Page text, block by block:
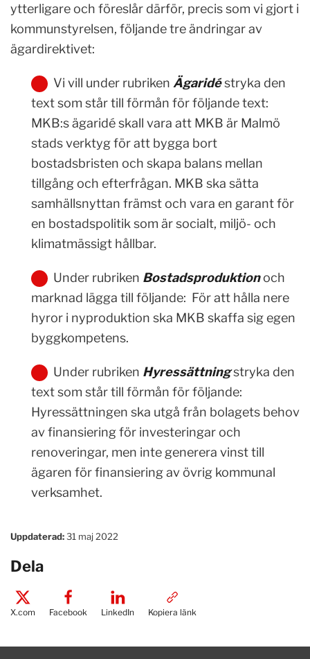
ytterligare och föreslår därför, precis som vi gjort i
kommunstyrelsen, följande tre ändringar av
ägardirektivet:
Vi vill under rubriken Ägaridéstryka den
text som står till förmån för följande text:
MKB:s ägaridé skall vara att MKB är Malmö
stads verktyg för att bygga bort
bostadsbristen och skapa balans mellan
tillgång och efterfrågan. MKB ska sätta
samhällsnyttan främst och vara en garant för
en bostadspolitik som är socialt, miljö- och
klimatmässigt hållbar.
Under rubriken Bostadsproduktionoch
marknad lägga till följande: För att hålla nere
hyror i nyproduktion ska MKB skaffa sig egen
byggkompetens.
Under rubriken Hyressättningstryka den
text som står till förmån för följande:
Hyressättningen ska utgå från bolagets behov
av finansiering för investeringar och
renoveringar, men inte generera vinst till
ägaren för finansiering av övrig kommunal
verksamhet.
Uppdaterad:31 maj 2022
Dela
X.com Facebook LinkedIn Kopiera länk